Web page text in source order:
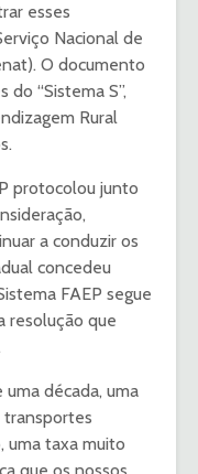
esses
Nacional de
O documento
“Sistema S”,
Rural
protocolou junto
a conduzir os
concedeu
FAEP segue
resolução que
uma década, uma
transportes
uma taxa muito